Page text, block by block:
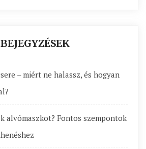
– miért ne halassz, és hogyan
alvómaszkot? Fontos szempontok